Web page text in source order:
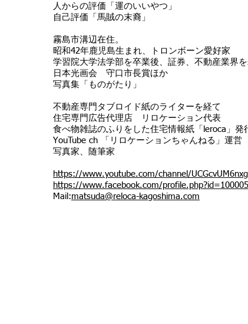
人からの評価「運のいいやつ」
自己評価「馬賊の末裔」
霧島市溝辺在住。
昭和42年鹿児島生まれ、トロンボーン愛好家
学習院大学法学部を卒業後、証券、不動産業界を
日本光画会 守口市長賞ほか
写真集「ものがたり」
不動産専門タブロイド紙のライターを経て
住宅専門広告代理店 リロケーション代表
食べ物雑誌のふりをした住宅情報紙「leroca」発
YouTube ch 「リロケーションちゃんねる」運営
写真家、随筆家
https://www.youtube.com/channel/
https://www.facebook.com/
Mail:matsuda@reloca-kagoshima.com